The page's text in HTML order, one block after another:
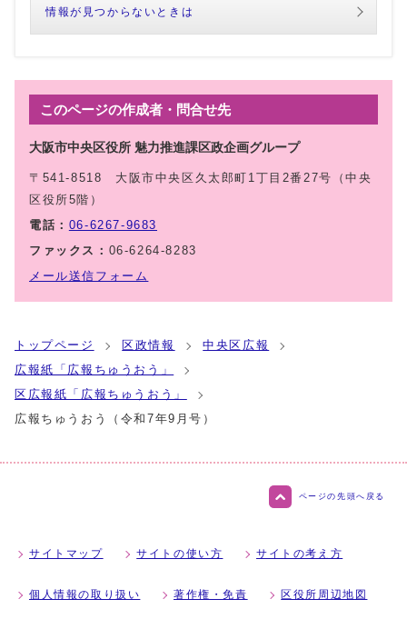
情報が見つからないときは
このページの作成者・問合せ先
大阪市中央区役所 魅力推進課区政企画グループ
〒541-8518 大阪市中央区久太郎町1丁目2番27号（中央
区役所5階）
電話： 06-6267-9683
ファックス： 06-6264-8283
メール送信フォーム
トップページ 区政情報
中央区広報
広報紙「広報ちゅうおう」
区広報紙「広報ちゅうおう」
広報ちゅうおう（令和7年9月号）
ページの先頭へ戻る
サイトマップ サイトの使い方 サイトの考え方
個人情報の取り扱い 著作権・免責 区役所周辺地図